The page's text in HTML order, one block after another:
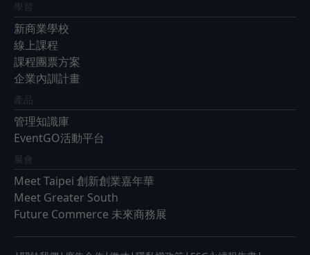
學習
新商業學校
線上課程
課程團票方案
企業內訓計畫
產品
管理知識庫
EventGO活動平台
展會
Meet Taipei 創新創業嘉年華
Meet Greater South
Future Commerce 未來商務展